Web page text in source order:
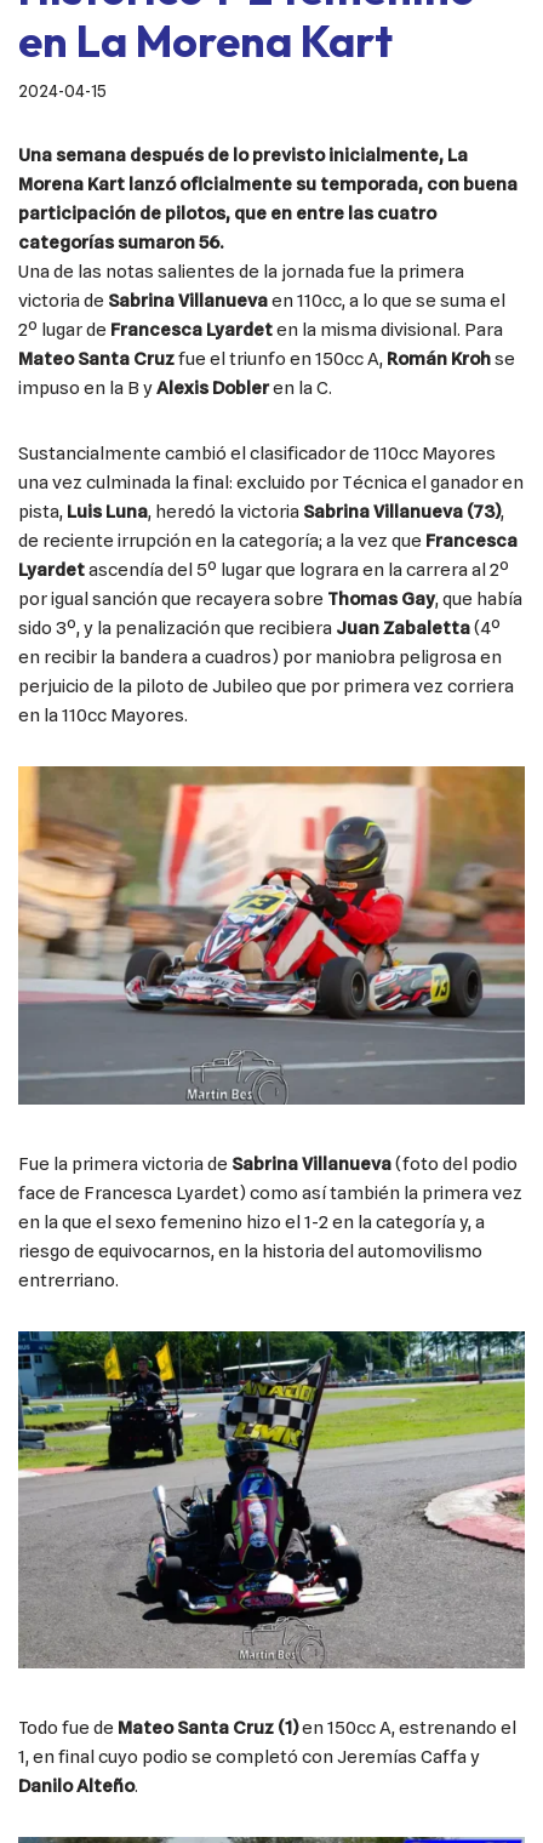
en La Morena Kart
2024-04-15
Una semana después de lo previsto inicialmente, La
Morena Kart lanzó oficialmente su temporada, con buena
participación de pilotos, que en entre las cuatro
categorías sumaron 56.
Una de las notas salientes de la jornada fue la primera
victoria de Sabrina Villanuevaen 110cc, a lo que se suma el
2º lugar de Francesca Lyardeten la misma divisional. Para
Mateo Santa Cruzfue el triunfo en 150cc A, Román Krohse
impuso en la B yAlexis Dobleren la C.
Sustancialmente cambió el clasificador de 110cc Mayores
una vez culminada la final: excluido por Técnica el ganador en
pista, Luis Luna, heredó la victoria Sabrina Villanueva (73),
de reciente irrupción en la categoría; a la vez que Francesca
Lyardetascendía del 5º lugar que lograra en la carrera al 2º
por igual sanción que recayera sobre Thomas Gay, que había
sido 3º, y la penalización que recibiera Juan Zabaletta(4º
en recibir la bandera a cuadros) por maniobra peligrosa en
perjuicio de la piloto de Jubileo que por primera vez corriera
en la 110cc Mayores.
Fue la primera victoria de Sabrina Villanueva(foto del podio
face de Francesca Lyardet) como así también la primera vez
en la que el sexo femenino hizo el 1-2 en la categoría y, a
riesgo de equivocarnos, en la historia del automovilismo
entrerriano.
Todo fue de Mateo Santa Cruz (1)en 150cc A, estrenando el
1, en final cuyo podio se completó con Jeremías Caffa y
Danilo Alteño.